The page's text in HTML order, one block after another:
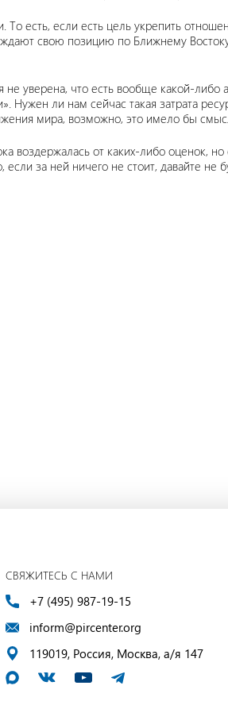
То есть, если есть цель укрепить
свою позицию по Ближнему
что есть вообще какой-либо
Нужен ли нам сейчас такая затрата
мира, возможно, это имело бы
от каких-либо оценок,
за ней ничего не стоит, давайте не
СВЯЖИТЕСЬ С НАМИ
+7 (495) 987-19-15
inform@pircenter.org
119019, Россия, Москва, а/я 147